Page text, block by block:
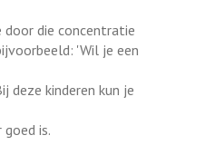
door die concentratie
'Wil je een
deze kinderen kun je
is.